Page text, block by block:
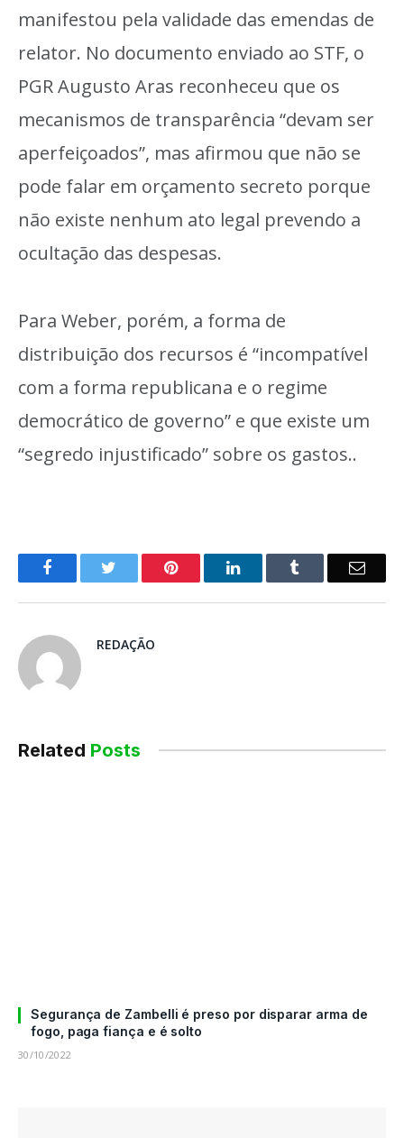
manifestou pela validade das emendas de
relator. No documento enviado ao STF, o
PGR Augusto Aras reconheceu que os
mecanismos de transparência “devam ser
aperfeiçoados”, mas afirmou que não se
pode falar em orçamento secreto porque
não existe nenhum ato legal prevendo a
ocultação das despesas.
Para Weber, porém, a forma de
distribuição dos recursos é “incompatível
com a forma republicana e o regime
democrático de governo” e que existe um
“segredo injustificado” sobre os gastos..
o
Pinterest LinkedIn
E-
REDAÇÃO
Related Posts
Segurança de Zambelli é preso por disparar arma de
fogo, paga fiança e é solto
30/10/2022